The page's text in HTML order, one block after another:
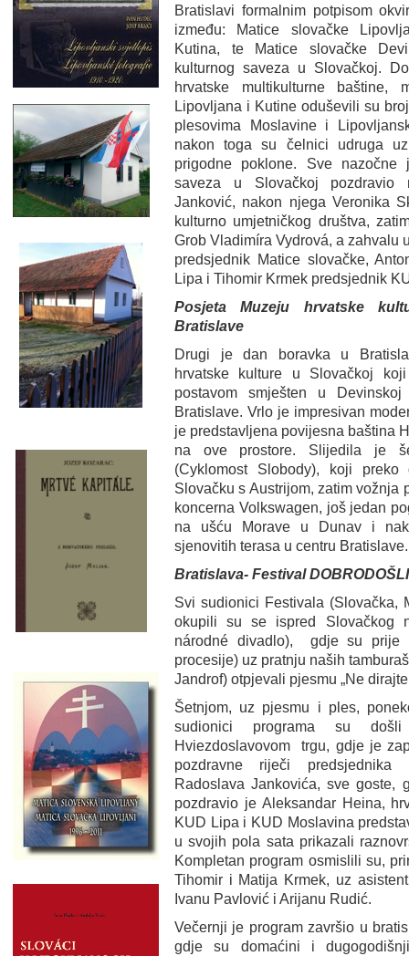
Bratislavi formalnim potpisom
između: Matice slovačke
Kutina, te Matice slovačke
kulturnog saveza u Slovačkoj.
hrvatske multikulturne
Lipovljana i Kutine oduševili su
plesovima Moslavine i
nakon toga su čelnici udruga
prigodne poklone. Sve
saveza u Slovačkoj pozdravio
Janković, nakon njega Veronika
kulturno umjetničkog društva,
Grob Vladimíra Vydrová, a zahvalu
predsjednik Matice slovačke,
Lipa i Tihomir Krmek predsjednik
Posjeta Muzeju hrvatske
Bratislave
Drugi je dan boravka u
hrvatske kulture u Slovačkoj
postavom smješten u
Bratislave. Vrlo je impresivan
je predstavljena povijesna baština
na ove prostore. Slijedila je
(Cyklomost Slobody), koji
Slovačku s Austrijom, zatim vožnja
koncerna Volkswagen, još jedan
na ušću Morave u Dunav i
sjenovitih terasa u centru Bratislave.
Bratislava- Festival DOBRODOŠLI
Svi sudionici Festivala (Slovačka,
okupili su se ispred Slovačkog
národné divadlo), gdje su prije
procesije) uz pratnju naših
Jandrof) otpjevali pjesmu „Ne
Šetnjom, uz pjesmu i ples,
sudionici programa su
Hviezdoslavovom trgu, gdje je
pozdravne riječi predsjednika
Radoslava Jankovića, sve goste,
pozdravio je Aleksandar Heina,
KUD Lipa i KUD Moslavina
u svojih pola sata prikazali
Kompletan program osmislili su,
Tihomir i Matija Krmek, uz
Ivanu Pavlović i Arijanu Rudić.
Večernji je program završio u
gdje su domaćini i